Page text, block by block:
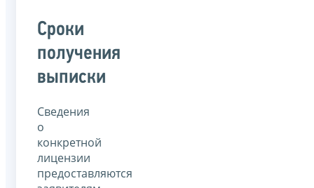
Сроки
получения
выписки
Сведения
о
конкретной
лицензии
предоставляются